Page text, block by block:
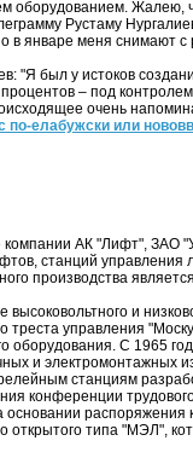
оборудованием. Жалею,
Рустаму
в январе меня снимают с
"Я был у истоков
– под
очень
по-елабужски или
компании АК "Лифт", ЗАО
станций управления
производства
и
треста управления
оборудования. С 1965
и электромонтажных
станциям
конференции
основании распоряжения
типа "МЭЛ",